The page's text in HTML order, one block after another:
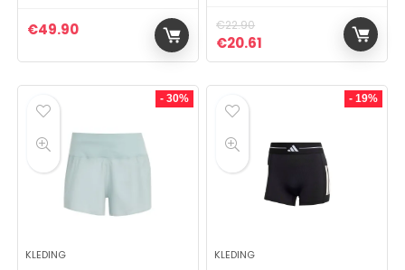
€49.90 €22.90
Oorspronkelijke prijs was:
€20.61 Huidige prijs is:
- 30%
KLEDING
- 19%
KLEDING